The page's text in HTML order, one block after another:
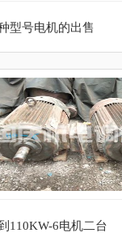
型号电机的出售
110KW-6电机二台